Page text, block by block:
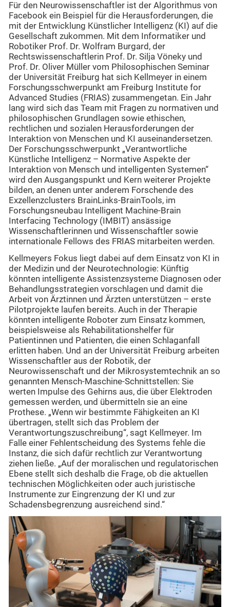
Für den Neurowissenschaftler ist der Algorithmus von
Facebook ein Beispiel für die Herausforderungen, die
mit der Entwicklung Künstlicher Intelligenz (KI) auf die
Gesellschaft zukommen. Mit dem Informatiker und
Robotiker Prof. Dr. Wolfram Burgard, der
Rechtswissenschaftlerin Prof. Dr. Silja Vöneky und
Prof. Dr. Oliver Müller vom Philosophischen Seminar
der Universität Freiburg hat sich Kellmeyer in einem
Forschungsschwerpunkt am Freiburg Institute for
Advanced Studies (FRIAS) zusammengetan. Ein Jahr
lang wird sich das Team mit Fragen zu normativen und
philosophischen Grundlagen sowie ethischen,
rechtlichen und sozialen Herausforderungen der
Interaktion von Menschen und KI auseinandersetzen.
Der Forschungsschwerpunkt „Verantwortliche
Künstliche Intelligenz – Normative Aspekte der
Interaktion von Mensch und intelligenten Systemen“
wird den Ausgangspunkt und Kern weiterer Projekte
bilden, an denen unter anderem Forschende des
Exzellenzclusters BrainLinks-BrainTools, im
Forschungsneubau Intelligent Machine-Brain
Interfacing Technology (IMBIT) ansässige
Wissenschaftlerinnen und Wissenschaftler sowie
internationale Fellows des FRIAS mitarbeiten werden.
Kellmeyers Fokus liegt dabei auf dem Einsatz von KI in
der Medizin und der Neurotechnologie: Künftig
könnten intelligente Assistenzsysteme Diagnosen oder
Behandlungsstrategien vorschlagen und damit die
Arbeit von Ärztinnen und Ärzten unterstützen – erste
Pilotprojekte laufen bereits. Auch in der Therapie
könnten intelligente Roboter zum Einsatz kommen,
beispielsweise als Rehabilitationshelfer für
Patientinnen und Patienten, die einen Schlaganfall
erlitten haben. Und an der Universität Freiburg arbeiten
Wissenschaftler aus der Robotik, der
Neurowissenschaft und der Mikrosystemtechnik an so
genannten Mensch-Maschine-Schnittstellen: Sie
werten Impulse des Gehirns aus, die über Elektroden
gemessen werden, und übermitteln sie an eine
Prothese. „Wenn wir bestimmte Fähigkeiten an KI
übertragen, stellt sich das Problem der
Verantwortungszuschreibung“, sagt Kellmeyer. Im
Falle einer Fehlentscheidung des Systems fehle die
Instanz, die sich dafür rechtlich zur Verantwortung
ziehen ließe. „Auf der moralischen und regulatorischen
Ebene stellt sich deshalb die Frage, ob die aktuellen
technischen Möglichkeiten oder auch juristische
Instrumente zur Eingrenzung der KI und zur
Schadensbegrenzung ausreichend sind.“